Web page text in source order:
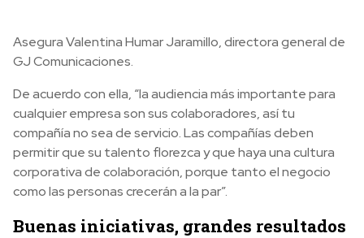
Asegura Valentina Humar Jaramillo, directora general de
GJ Comunicaciones.
De acuerdo con ella, “la audiencia más importante para
cualquier empresa son sus colaboradores, así tu
compañía no sea de servicio. Las compañías deben
permitir que su talento florezca y que haya una cultura
corporativa de colaboración, porque tanto el negocio
como las personas crecerán a la par”.
Buenas iniciativas, grandes resultados